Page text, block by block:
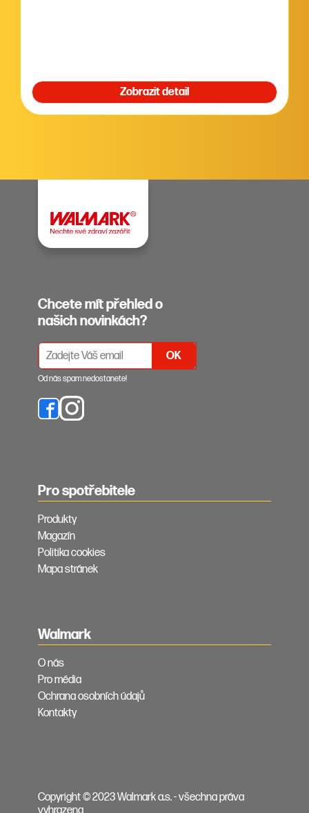
Zobrazit detail
Pro spotřebitele
Produkty
Magazín
Politika cookies
Mapa stránek
Walmark
O nás
Pro média
Ochrana osobních údajů
Kontakty
Chcete mít přehled o
našich novinkách?
PŘIHLÁŠENÍ K ODBĚRU NEWSLETTERŮ
Od nás spam nedostanete!
Copyright © 2023 Walmark a.s. - všechna práva